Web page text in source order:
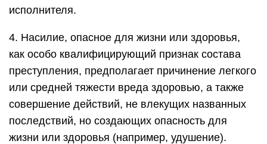
исполнителя.
4. Насилие, опасное для жизни или здоровья,
как особо квалифицирующий признак состава
преступления, предполагает причинение легкого
или средней тяжести вреда здоровью, а также
совершение действий, не влекущих названных
последствий, но создающих опасность для
жизни или здоровья (например, удушение).